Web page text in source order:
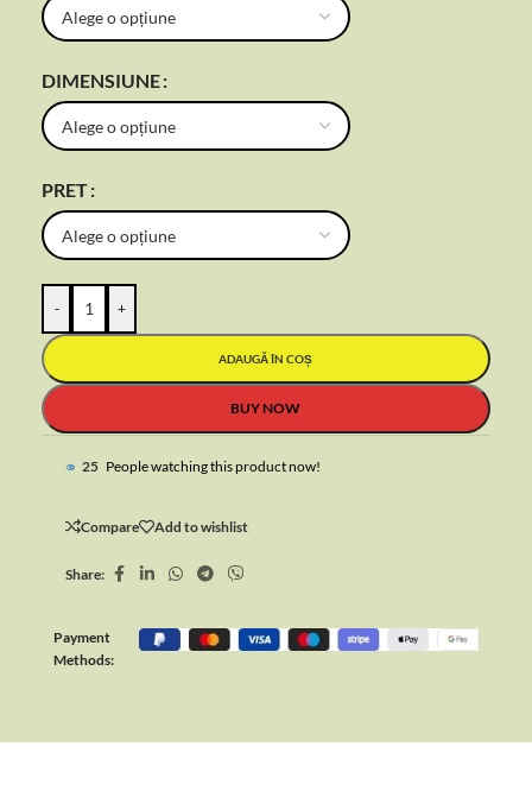
DIMENSIUNE
PRET
- +
ADAUGĂ ÎN COȘ
BUY NOW
25 People watching this product now!
Compare Add to wishlist
Share:
Payment
Methods: